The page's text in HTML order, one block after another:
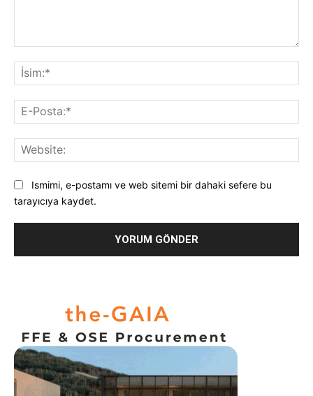
Ismimi, e-postamı ve web sitemi bir dahaki sefere bu
tarayıcıya kaydet.